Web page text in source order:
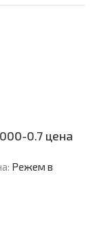
0.7 цена
Режем в